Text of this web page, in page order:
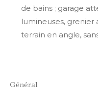
de bains ; garage
lumineuses, grenier
terrain en angle,
général